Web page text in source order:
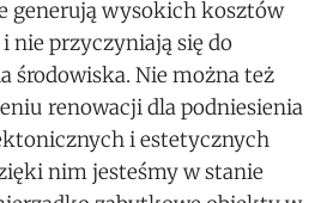
generują wysokich kosztów
nie przyczyniają się do
środowiska. Nie można też
renowacji dla podniesienia
i estetycznych
nim jesteśmy w stanie